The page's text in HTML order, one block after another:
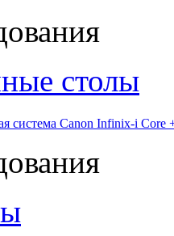
столы
система Canon Infinix-i Core